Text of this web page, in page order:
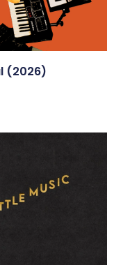
(2026)